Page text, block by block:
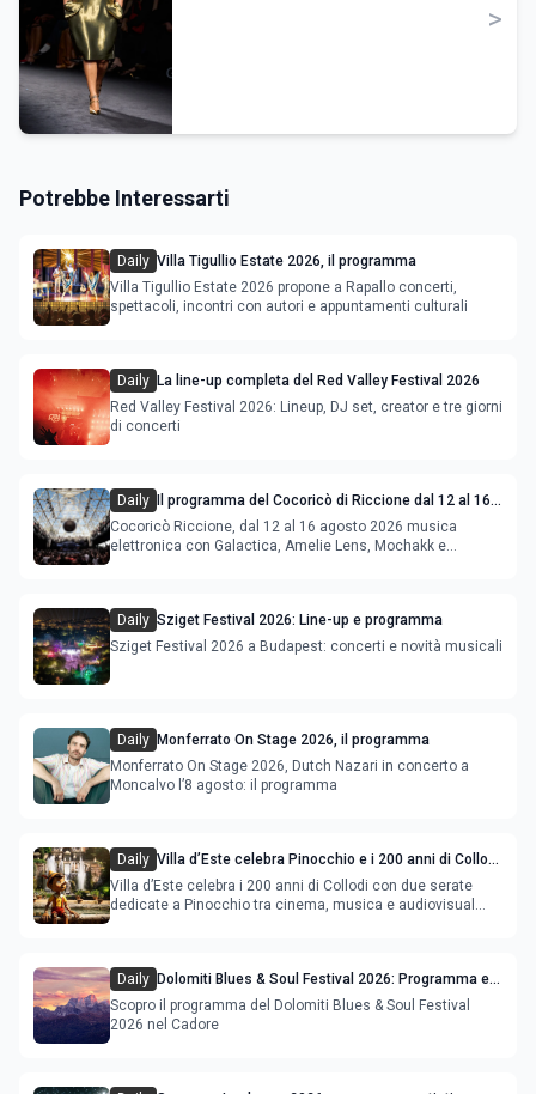
>
Potrebbe Interessarti
Daily Villa Tigullio Estate 2026, il programma
Villa Tigullio Estate 2026 propone a Rapallo concerti,
spettacoli, incontri con autori e appuntamenti culturali
Daily La line-up completa del Red Valley Festival 2026
Red Valley Festival 2026: Lineup, DJ set, creator e tre giorni
di concerti
Daily Il programma del Cocoricò di Riccione dal 12 al 16
agosto 2026
Cocoricò Riccione, dal 12 al 16 agosto 2026 musica
elettronica con Galactica, Amelie Lens, Mochakk e
Daily Sziget Festival 2026: Line-up e programma
Sziget Festival 2026 a Budapest: concerti e novità musicali
Daily Monferrato On Stage 2026, il programma
Monferrato On Stage 2026, Dutch Nazari in concerto a
Moncalvo l’8 agosto: il programma
Daily Villa d’Este celebra Pinocchio e i 200 anni di Collodi
con cinema, musica e audiovisual mapping
Villa d’Este celebra i 200 anni di Collodi con due serate
dedicate a Pinocchio tra cinema, musica e audiovisual
Daily Dolomiti Blues & Soul Festival 2026: Programma e
Location nel Cadore
Scopro il programma del Dolomiti Blues & Soul Festival
2026 nel Cadore